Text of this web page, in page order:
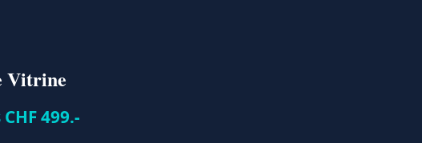
Vitrine
CHF 499.-